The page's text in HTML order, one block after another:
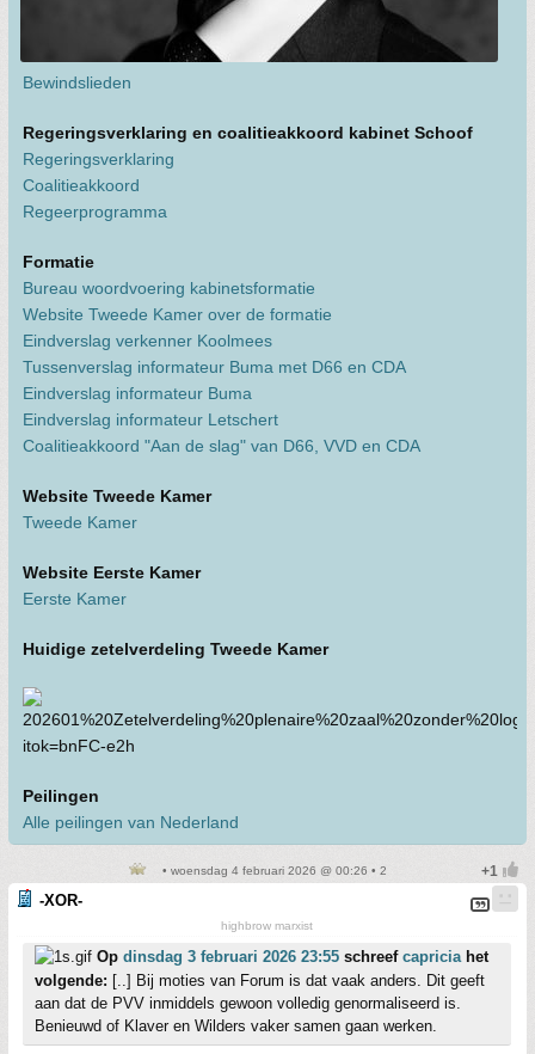
Bewindslieden
Regeringsverklaring en coalitieakkoord kabinet Schoof
Regeringsverklaring
Coalitieakkoord
Regeerprogramma
Formatie
Bureau woordvoering kabinetsformatie
Website Tweede Kamer over de formatie
Eindverslag verkenner Koolmees
Tussenverslag informateur Buma met D66 en CDA
Eindverslag informateur Buma
Eindverslag informateur Letschert
Coalitieakkoord "Aan de slag" van D66, VVD en CDA
Website Tweede Kamer
Tweede Kamer
Website Eerste Kamer
Eerste Kamer
Huidige zetelverdeling Tweede Kamer
Peilingen
Alle peilingen van Nederland
• woensdag 4 februari 2026 @ 00:26 • 2
-XOR-
highbrow marxist
Op dinsdag 3 februari 2026 23:55 schreef capriciahet
volgende: [..] Bij moties van Forum is dat vaak anders. Dit geeft
aan dat de PVV inmiddels gewoon volledig genormaliseerd is.
Benieuwd of Klaver en Wilders vaker samen gaan werken.